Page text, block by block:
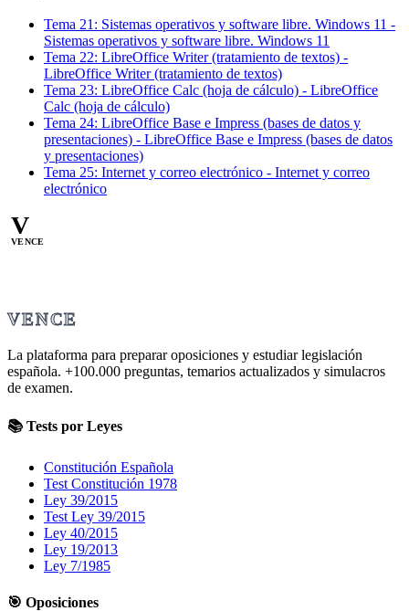
Tema 21: Sistemas operativos y software libre. Windows 11 -
Sistemas operativos y software libre. Windows 11
Tema 22: LibreOffice Writer (tratamiento de textos) -
LibreOffice Writer (tratamiento de textos)
Tema 23: LibreOffice Calc (hoja de cálculo) - LibreOffice
Calc (hoja de cálculo)
Tema 24: LibreOffice Base e Impress (bases de datos y
presentaciones) - LibreOffice Base e Impress (bases de datos
y presentaciones)
Tema 25: Internet y correo electrónico - Internet y correo
electrónico
V
VENCE
VENCE
La plataforma para preparar oposiciones y estudiar legislación
española. +100.000 preguntas, temarios actualizados y simulacros
de examen.
📚 Tests por Leyes
Constitución Española
Test Constitución 1978
Ley 39/2015
Test Ley 39/2015
Ley 40/2015
Ley 19/2013
Ley 7/1985
🎯 Oposiciones